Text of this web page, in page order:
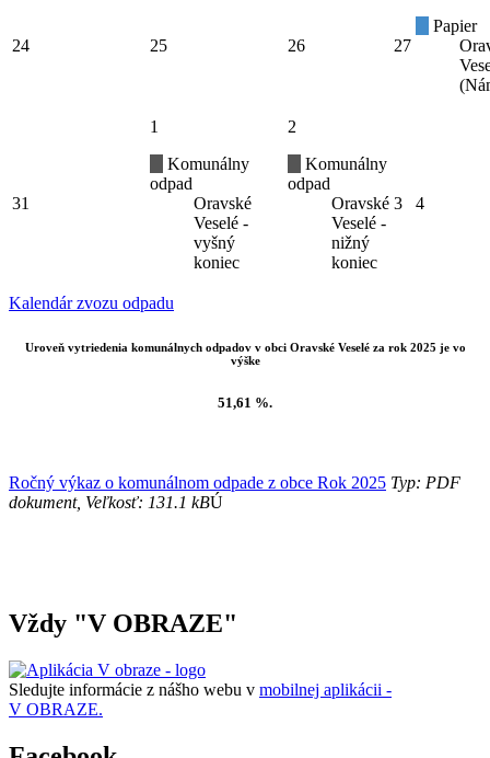
24 25 26 27
Papier
31
1
Komunálny
odpad
Oravské
Veselé -
vyšný
koniec
2
Komunálny
odpad
Oravské
Veselé -
nižný
koniec
3 4
Kalendár zvozu odpadu
Uroveň vytriedenia komunálnych odpadov v obci Oravské Veselé za rok 2025 je vo
výške
51,61 %.
Ročný výkaz o komunálnom odpade z obce Rok 2025 Typ: PDF
dokument, Veľkosť: 131.1 kBÚ
Vždy "V OBRAZE"
Sledujte informácie z nášho webu v mobilnej aplikácii -
V OBRAZE.